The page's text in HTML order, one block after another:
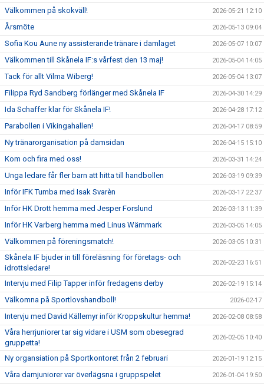
Välkommen på skokväll! 2026-05-21 12:10
Årsmöte 2026-05-13 09:04
Sofia Kou Aune ny assisterande tränare i damlaget 2026-05-07 10:07
Välkommen till Skånela IF:s vårfest den 13 maj! 2026-05-04 14:05
Tack för allt Vilma Wiberg! 2026-05-04 13:07
Filippa Ryd Sandberg förlänger med Skånela IF 2026-04-30 14:29
Ida Schaffer klar för Skånela IF! 2026-04-28 17:12
Parabollen i Vikingahallen! 2026-04-17 08:59
Ny tränarorganisation på damsidan 2026-04-15 15:10
Kom och fira med oss! 2026-03-31 14:24
Unga ledare får fler barn att hitta till handbollen 2026-03-19 09:39
Inför IFK Tumba med Isak Svarèn 2026-03-17 22:37
Inför HK Drott hemma med Jesper Forslund 2026-03-13 11:39
Inför HK Varberg hemma med Linus Wärnmark 2026-03-05 14:05
Välkommen på föreningsmatch! 2026-03-05 10:31
Skånela IF bjuder in till föreläsning för företags- och
idrottsledare!
2026-02-23 16:51
Intervju med Filip Tapper inför fredagens derby 2026-02-19 15:14
Välkomna på Sportlovshandboll! 2026-02-17
Intervju med David Källemyr inför Kroppskultur hemma! 2026-02-08 08:58
Våra herrjuniorer tar sig vidare i USM som obesegrad
gruppetta!
2026-02-05 10:40
Ny organsiation på Sportkontoret från 2 februari 2026-01-19 12:15
Våra damjuniorer var överlägsna i gruppspelet 2026-01-04 19:50